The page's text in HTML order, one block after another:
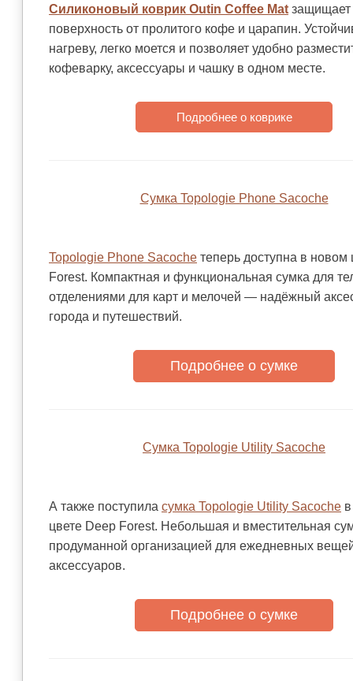
Силиконовый коврик Outin Coffee Mat защищает
поверхность от пролитого кофе и царапин.
нагреву, легко моется и позволяет удобно
кофеварку, аксессуары и чашку в одном месте.
Подробнее о коврике
Сумка Topologie Phone Sacoche
Topologie Phone Sacoche теперь доступна в новом
Forest. Компактная и функциональная сумка для
отделениями для карт и мелочей — надёжный
города и путешествий.
Подробнее о сумке
Сумка Topologie Utility Sacoche
А также поступила сумка Topologie Utility Sacoche
цвете Deep Forest. Небольшая и вместительная
продуманной организацией для ежедневных
аксессуаров.
Подробнее о сумке